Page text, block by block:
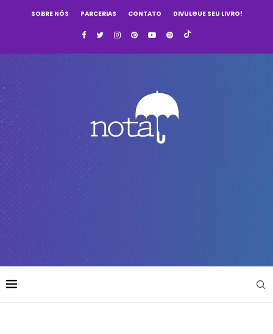
SOBRE NÓS PARCERIAS CONTATO DIVULGUE SEU LIVRO!